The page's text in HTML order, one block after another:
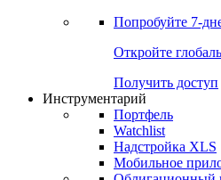
Попробуйте 7-
Откройте
Получить доступ
Инструментарий
Портфель
Watchlist
Надстройка XLS
Мобильное